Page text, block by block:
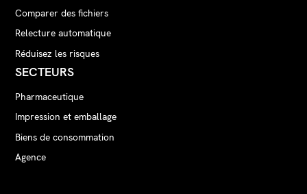
Comparer des fichiers
Relecture automatique
Réduisez les risques
SECTEURS
Pharmaceutique
Impression et emballage
Biens de consommation
Agence